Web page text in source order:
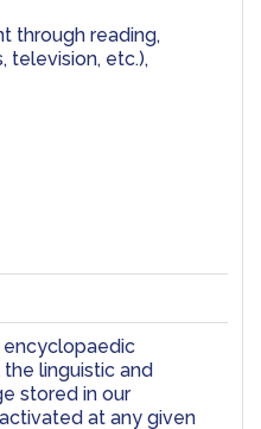
through reading,
television, etc.),
linguistic and
stored in our
at any given